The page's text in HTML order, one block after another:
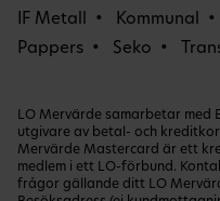
IF Metall
Kommunal
Pappers
Seko
LO Mervärde samarbetar med
utgivare av betal- och
Mervärde Mastercard är ett
medlem i ett LO-förbund.
frågor gällande ditt LO